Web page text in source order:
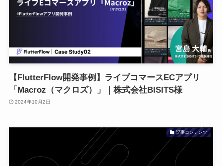
【FlutterFlow開発事例】ライブコマースECアプリ
「Macroz（マクロズ）」｜株式会社BISITS様
2024年10月2日
記事コンテンツ